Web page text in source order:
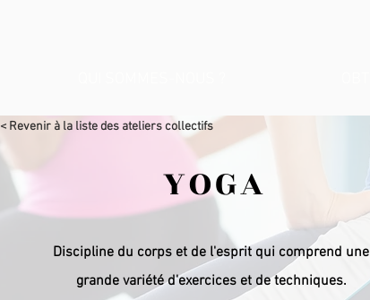
Discipline du corps et de l'esprit qui comprend une
grande variété d'exercices et de techniques.
< Revenir à la liste des ateliers collectifs
YOGA